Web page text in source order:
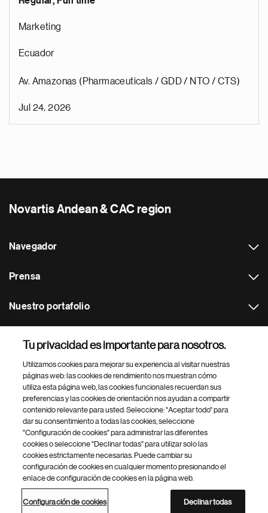
Marketing
Ecuador
Av. Amazonas (Pharmaceuticals / GDD / NTO / CTS)
Jul 24, 2026
Novartis Andean & CAC region
Navegador
Prensa
Nuestro portafolio
Footer Site Search
inferior
del
© 2026 Novartis AG
Política de privacidad Términos de uso
Accesibilidad
Configuración de cookies
Mapa del sitio
Tu privacidad es importante para nosotros.
Utilizamos cookies para mejorar su experiencia al visitar nuestras
páginas web: las cookies de rendimiento nos muestran cómo
utiliza esta página web, las cookies funcionales recuerdan sus
preferencias y las cookies de orientación nos ayudan a compartir
contenido relevante para usted. Seleccione: "Aceptar todo" para
dar su consentimiento a todas las cookies, seleccione
"Configuración de cookies" para administrar las diferentes
cookies o seleccione "Declinar todas" para utilizar solo las
cookies estrictamente necesarias. Puede cambiar su
configuración de cookies en cualquier momento presionando el
enlace de configuración de cookies en la página web.
Configuración de cookies Declinar todas